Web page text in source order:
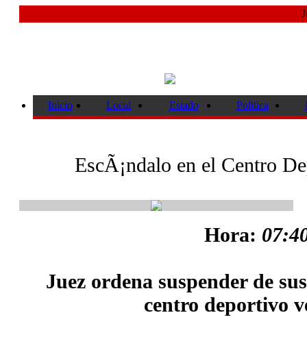
Inicio Local Estado Politica
EscÃ¡ndalo en el Centro
Hora:
Juez ordena suspender de
centro deportivo